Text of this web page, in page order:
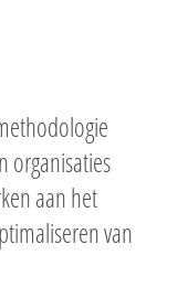
organisaties
aan het
van